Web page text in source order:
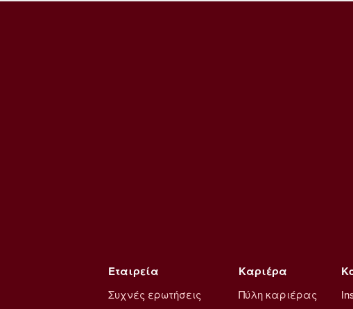
Καριέρα
Πύλη καριέρας
Εταιρεία
Συχνές ερωτήσεις